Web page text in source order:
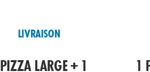
LIVRAISON
LARGE + 1 1